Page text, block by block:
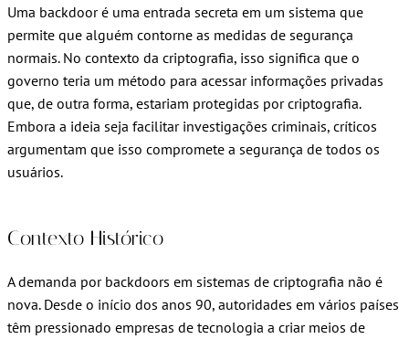
Uma backdoor é uma entrada secreta em um sistema que
permite que alguém contorne as medidas de segurança
normais. No contexto da criptografia, isso significa que o
governo teria um método para acessar informações privadas
que, de outra forma, estariam protegidas por criptografia.
Embora a ideia seja facilitar investigações criminais, críticos
argumentam que isso compromete a segurança de todos os
usuários.
Contexto Histórico
A demanda por backdoors em sistemas de criptografia não é
nova. Desde o início dos anos 90, autoridades em vários países
têm pressionado empresas de tecnologia a criar meios de